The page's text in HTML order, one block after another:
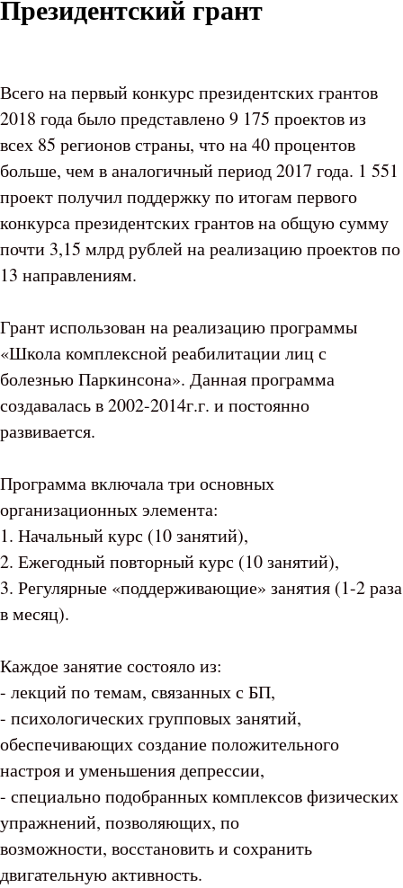
Президентский грант
Всего на первый конкурс президентских грантов
2018 года было представлено 9 175 проектов из
всех 85 регионов страны, что на 40 процентов
больше, чем в аналогичный период 2017 года. 1 551
проект получил поддержку по итогам первого
конкурса президентских грантов на общую сумму
почти 3,15 млрд рублей на реализацию проектов по
13 направлениям.
Грант использован на реализацию программы
«Школа комплексной реабилитации лиц с
болезнью Паркинсона». Данная программа
создавалась в 2002-2014г.г. и постоянно
развивается.
Программа включала три основных
организационных элемента:
1. Начальный курс (10 занятий),
2. Ежегодный повторный курс (10 занятий),
3. Регулярные «поддерживающие» занятия (1-2 раза
в месяц).
Каждое занятие состояло из:
- лекций по темам, связанных с БП,
- психологических групповых занятий,
обеспечивающих создание положительного
настроя и уменьшения депрессии,
- специально подобранных комплексов физических
упражнений, позволяющих, по
возможности, восстановить и сохранить
двигательную активность.